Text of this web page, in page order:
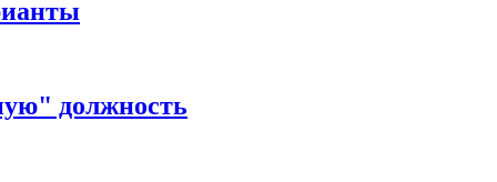
должность